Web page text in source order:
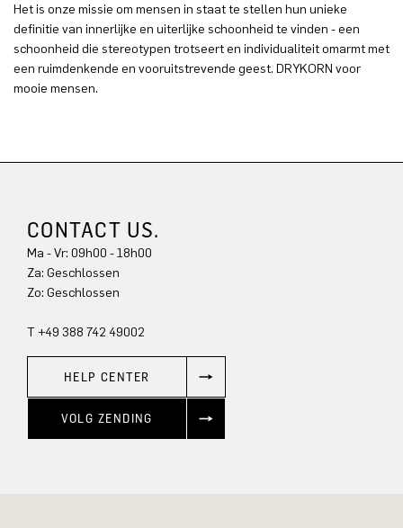
Het is onze missie om mensen in staat te stellen hun unieke
definitie van innerlijke en uiterlijke schoonheid te vinden - een
schoonheid die stereotypen trotseert en individualiteit omarmt met
een ruimdenkende en vooruitstrevende geest. DRYKORN voor
mooie mensen.
CONTACT US.
Ma - Vr: 09h00 - 18h00
Za: Geschlossen
Zo: Geschlossen
T +49 388 742 49002
HELP CENTER
VOLG ZENDING